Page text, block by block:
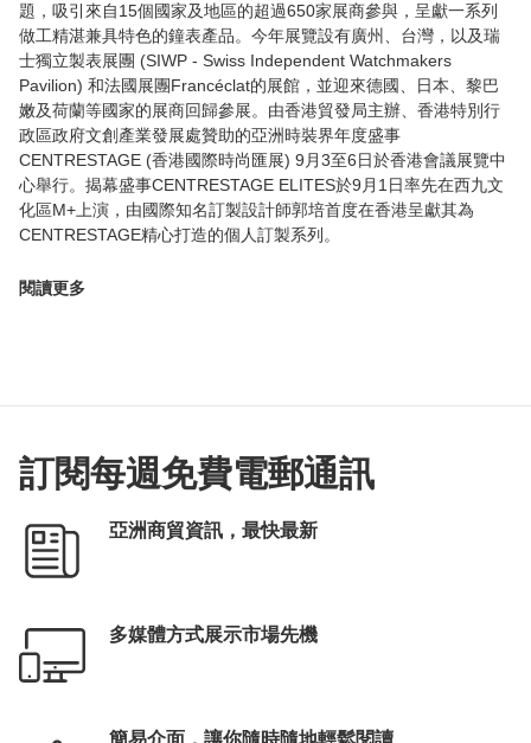
題，吸引來自15個國家及地區的超過650家展商參與，呈獻一系列
做工精湛兼具特色的鐘表產品。今年展覽設有廣州、台灣，以及瑞
士獨立製表展團 (SIWP - Swiss Independent Watchmakers
Pavilion) 和法國展團Francéclat的展館，並迎來德國、日本、黎巴
嫩及荷蘭等國家的展商回歸參展。由香港貿發局主辦、香港特別行
政區政府文創產業發展處贊助的亞洲時裝界年度盛事
CENTRESTAGE (香港國際時尚匯展) 9月3至6日於香港會議展覽中
心舉行。揭幕盛事CENTRESTAGE ELITES於9月1日率先在西九文
化區M+上演，由國際知名訂製設計師郭培首度在香港呈獻其為
CENTRESTAGE精心打造的個人訂製系列。
閱讀更多
訂閱每週免費電郵通訊
亞洲商貿資訊，最快最新
多媒體方式展示市場先機